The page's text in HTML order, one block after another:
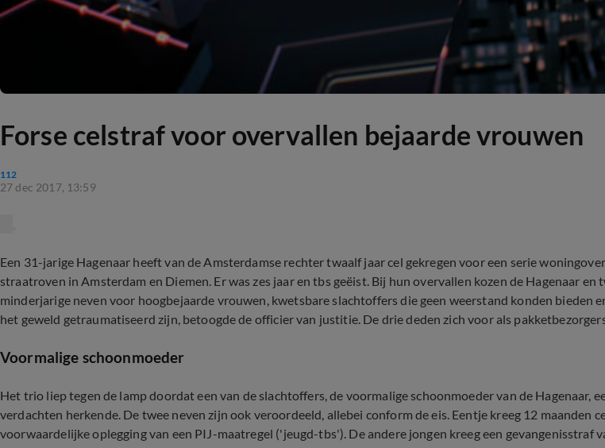
Forse celstraf voor overvallen bejaarde vrouwen
112
27 dec 2017, 13:59
Een 31-jarige Hagenaar heeft van de Amsterdamse rechter twaalf jaar cel gekregen voor een serie
straatroven in Amsterdam en Diemen. Er was zes jaar en tbs geëist. Bij hun overvallen kozen de Hagenaar en
minderjarige neven voor hoogbejaarde vrouwen, kwetsbare slachtoffers die geen weerstand konden bieden
het geweld getraumatiseerd zijn, betoogde de officier van justitie. De drie deden zich voor als
Voormalige schoonmoeder
Het trio liep tegen de lamp doordat een van de slachtoffers, de voormalige schoonmoeder van de Hagenaar,
verdachten herkende. De twee neven zijn ook veroordeeld, allebei conform de eis. Eentje kreeg 12 maanden
voorwaardelijke oplegging van een PIJ-maatregel ('jeugd-tbs'). De andere jongen kreeg een gevangenisstraf